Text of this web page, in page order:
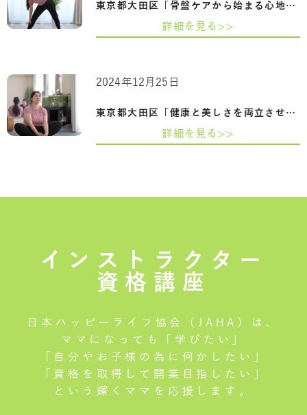
東京都大田区「骨盤ケアから始まる心地よ…
詳細を見る>>
東京都大田区「健康と美しさを両立させる…
2024年12月25日
詳細を見る>>
インストラクター
資格講座
日本ハッピーライフ協会（JAHA）は、
ママになっても「学びたい」
「自分やお子様の為に何かしたい」
「資格を取得して開業目指したい」
という輝くママを応援します。